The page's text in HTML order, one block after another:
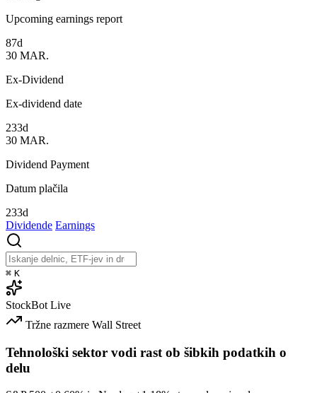
Upcoming earnings report
87d
30 MAR.
Ex-Dividend
Ex-dividend date
233d
30 MAR.
Dividend Payment
Datum plačila
233d
Dividende Earnings
⌘ K
StockBot Live
Tržne razmere Wall Street
Tehnološki sektor vodi rast ob šibkih podatkih o
delu